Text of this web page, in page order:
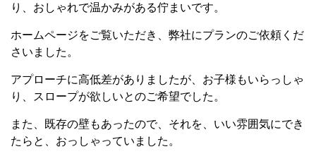
り、おしゃれで温かみがある佇まいです。
ホームページをご覧いただき、弊社にプランのご依頼くだ
さいました。
アプローチに高低差がありましたが、お子様もいらっしゃ
り、スロープが欲しいとのご希望でした。
また、既存の壁もあったので、それを、いい雰囲気にでき
たらと、おっしゃっていました。